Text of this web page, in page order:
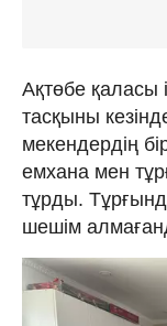
Ақтөбе қаласы
тасқыны
мекендердің
емхана мен
тұрды.
шешім